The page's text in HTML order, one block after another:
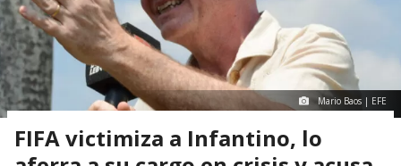
Mario Baos | EFE
FIFA victimiza a Infantino, lo